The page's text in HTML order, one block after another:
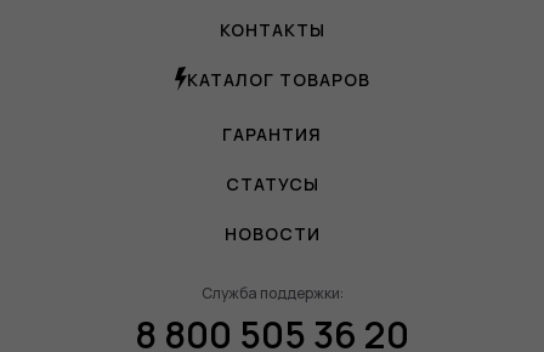
КОНТАКТЫ
КАТАЛОГ ТОВАРОВ
ГАРАНТИЯ
СТАТУСЫ
НОВОСТИ
Служба поддержки:
8 800 505 36 20